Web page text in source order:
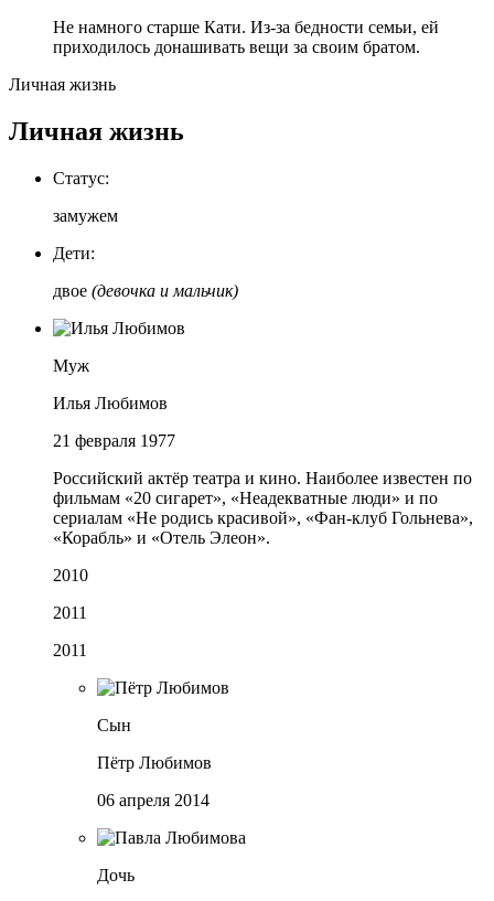
Не намного старше Кати. Из-за бедности семьи, ей
приходилось донашивать вещи за своим братом.
Личная жизнь
Личная жизнь
Статус:
замужем
Дети:
двое (девочка и мальчик)
Муж
Илья Любимов
21 февраля 1977
Российский актёр театра и кино. Наиболее известен по
фильмам «20 сигарет», «Неадекватные люди» и по
сериалам «Не родись красивой», «Фан-клуб Гольнева»,
«Корабль» и «Отель Элеон».
2010
2011
2011
Сын
Пётр Любимов
06 апреля 2014
Дочь